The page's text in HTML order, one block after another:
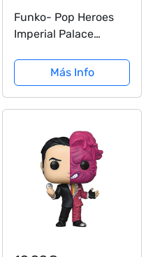
Funko- Pop Heroes
Imperial Palace
coleccionable,
Multicolor (52427)
Más Info